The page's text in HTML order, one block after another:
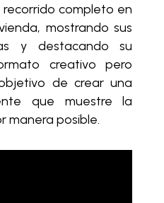
completo en
mostrando sus
y destacando su
creativo pero
de crear una
que muestre la
manera posible.